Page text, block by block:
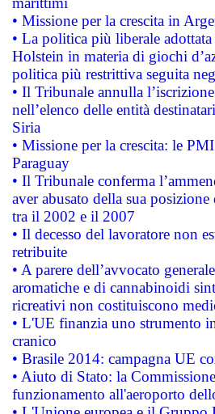
• Missione per la crescita in
• La politica più liberale
Holstein in materia di giochi
politica più restrittiva seguita
• Il Tribunale annulla
nell’elenco delle entità
Siria
• Missione per la crescita: le
Paraguay
• Il Tribunale conferma
aver abusato della sua
tra il 2002 e il 2007
• Il decesso del lavoratore non
retribuite
• A parere dell’avvocato
aromatiche e di cannabinoidi
ricreativi non costituiscono
• L'UE finanzia uno strumento
cranico
• Brasile 2014: campagna UE
• Aiuto di Stato: la
funzionamento all'aeroporto